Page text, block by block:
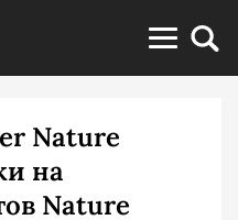
Nature
на
Nature